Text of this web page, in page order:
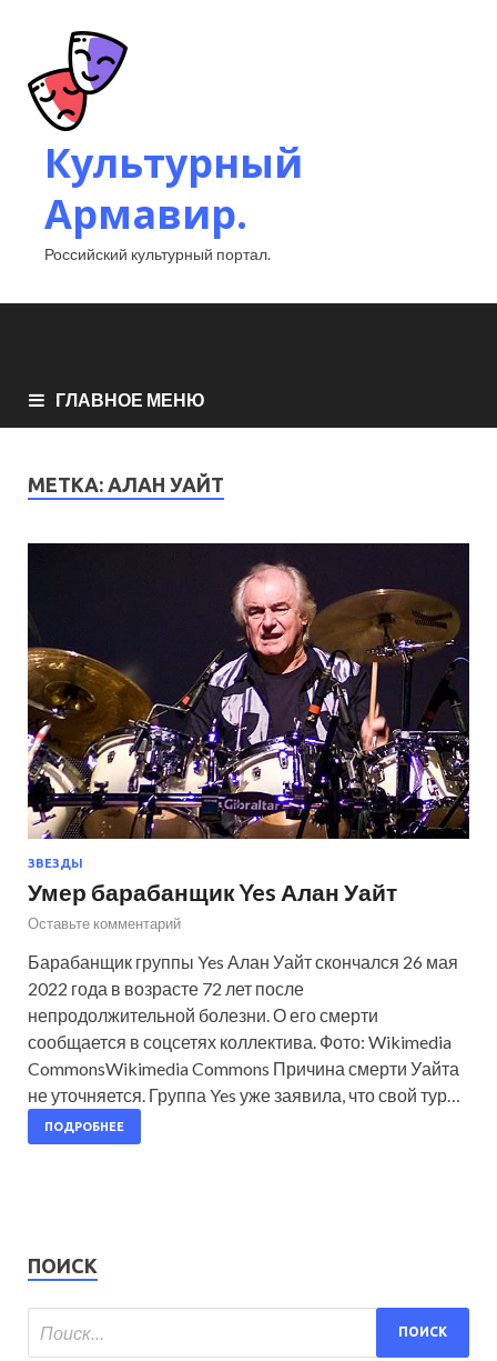
Культурный
Армавир.
Российский культурный портал.
ГЛАВНОЕ МЕНЮ
МЕТКА: АЛАН УАЙТ
ЗВЕЗДЫ
Умер барабанщик Yes Алан Уайт
Оставьте комментарий
Барабанщик группы Yes Алан Уайт скончался 26 мая
2022 года в возрасте 72 лет после
непродолжительной болезни. О его смерти
сообщается в соцсетях коллектива. Фото: Wikimedia
CommonsWikimedia Commons Причина смерти Уайта
не уточняется. Группа Yes уже заявила, что свой тур…
ПОДРОБНЕЕ
ПОИСК